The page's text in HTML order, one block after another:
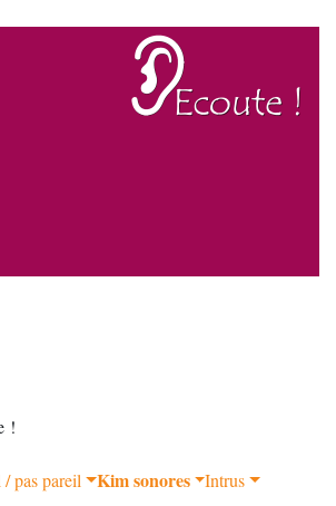
!
/ pas pareil Kim sonores Intrus